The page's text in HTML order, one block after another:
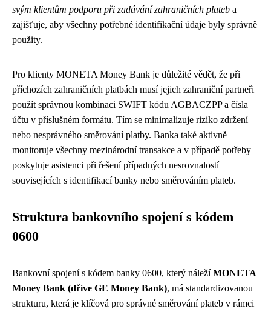
svým klientům podporu při zadávání zahraničních plateb a
zajišťuje, aby všechny potřebné identifikační údaje byly správně
použity.
Pro klienty MONETA Money Bank je důležité vědět, že při
příchozích zahraničních platbách musí jejich zahraniční partneři
použít správnou kombinaci SWIFT kódu AGBACZPP a čísla
účtu v příslušném formátu. Tím se minimalizuje riziko zdržení
nebo nesprávného směrování platby. Banka také aktivně
monitoruje všechny mezinárodní transakce a v případě potřeby
poskytuje asistenci při řešení případných nesrovnalostí
souvisejících s identifikací banky nebo směrováním plateb.
Struktura bankovního spojení s kódem
0600
Bankovní spojení s kódem banky 0600, který náležíMONETA
Money Bank (dříve GE Money Bank), má standardizovanou
strukturu, která je klíčová pro správné směrování plateb v rámci